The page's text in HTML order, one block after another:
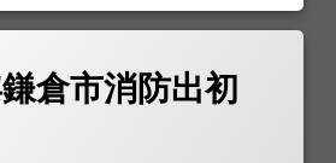
倉市消防出初